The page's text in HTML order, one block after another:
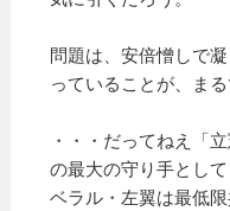
問題は、安倍憎しで
っていることが、ま
・・・だってねえ「
の最大の守り手とし
ベラル・左翼は最低